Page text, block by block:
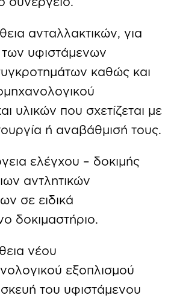
ανταλλακτικών, για
των υφιστάμενων
καθώς και
υλικών που σχετίζεται με
ή αναβάθμισή τους.
ελέγχου – δοκιμής
αντλητικών
σε ειδικά
δοκιμαστήριο.
νέου
εξοπλισμού
του υφιστάμενου